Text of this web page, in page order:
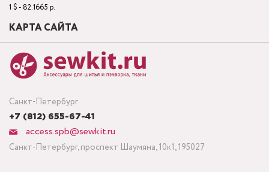
Санкт-Петербург
+7 (812) 655-67-41
access.spb@sewkit.ru
Санкт-Петербург, проспект Шаумяна, 10к1, 195027
1 $ - 82.1665 р.
КАРТА САЙТА